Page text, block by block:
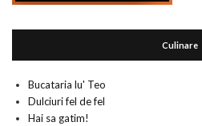
Culinare
Bucataria lu' Teo
Dulciuri fel de fel
Hai sa gatim!